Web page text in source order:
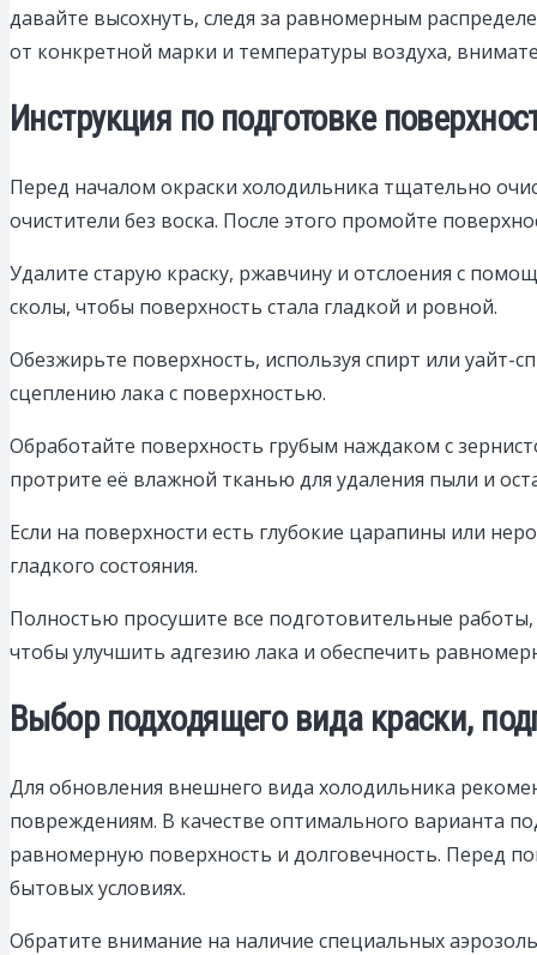
давайте высохнуть, следя за равномерным
от конкретной марки и температуры воздуха,
Инструкция по подготовке
Перед началом окраски холодильника тщательно
очистители без воска. После этого промойте
Удалите старую краску, ржавчину и отслоения с
сколы, чтобы поверхность стала гладкой и ровной.
Обезжирьте поверхность, используя спирт или уайт-
сцеплению лака с поверхностью.
Обработайте поверхность грубым наждаком с
протрите её влажной тканью для удаления пыли и
Если на поверхности есть глубокие царапины или
гладкого состояния.
Полностью просушите все подготовительные
чтобы улучшить адгезию лака и обеспечить
Выбор подходящего вида краски,
Для обновления внешнего вида холодильника
повреждениям. В качестве оптимального варианта
равномерную поверхность и долговечность. Перед
бытовых условиях.
Обратите внимание на наличие специальных